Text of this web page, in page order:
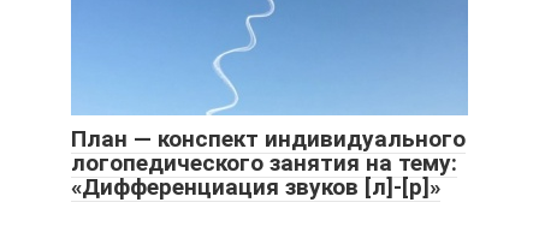
План — конспект индивидуального
логопедического занятия на тему:
«Дифференциация звуков [л]-[р]»